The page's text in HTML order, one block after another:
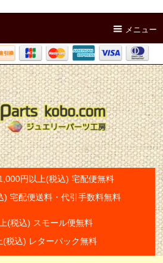
メニュー
円以上(税込) 宅配便無料
) 宅配便送料・代引手数料無料
(税込) スモール便無料
(税込) レターパック無料